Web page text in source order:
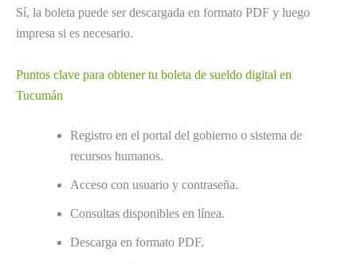
Sí, la boleta puede ser descargada en formato PDF y luego
impresa si es necesario.
Puntos clave para obtener tu boleta de sueldo digital en
Tucumán
Registro en el portal del gobierno o sistema de
recursos humanos.
Acceso con usuario y contraseña.
Consultas disponibles en línea.
Descarga en formato PDF.